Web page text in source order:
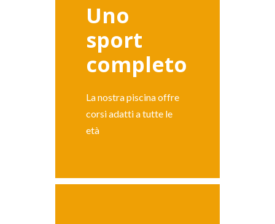
Uno
sport
completo
La nostra piscina offre
corsi adatti a tutte le
età